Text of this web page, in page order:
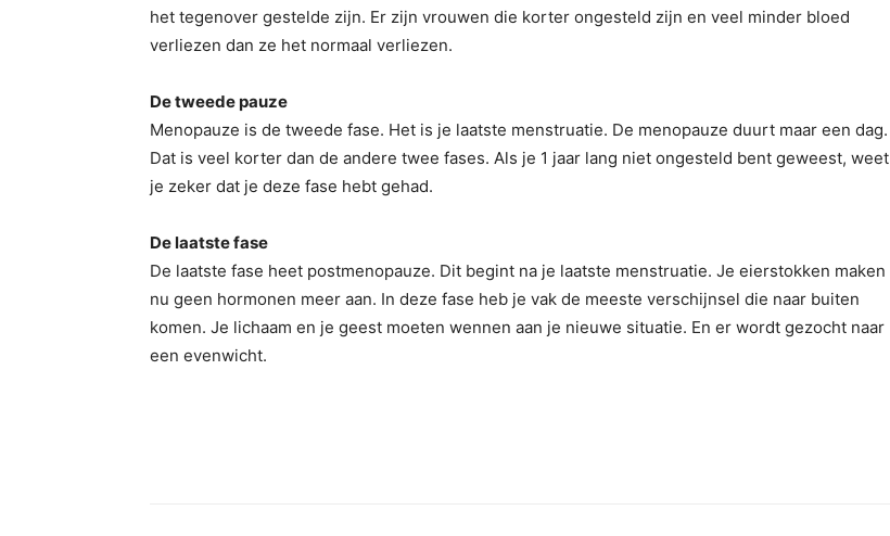
het tegenover gestelde zijn. Er zijn vrouwen die korter ongesteld zijn en veel minder bloed
verliezen dan ze het normaal verliezen.
De tweede pauze
Menopauze is de tweede fase. Het is je laatste menstruatie. De menopauze duurt maar een dag.
Dat is veel korter dan de andere twee fases. Als je 1 jaar lang niet ongesteld bent geweest, weet
je zeker dat je deze fase hebt gehad.
De laatste fase
De laatste fase heet postmenopauze. Dit begint na je laatste menstruatie. Je eierstokken maken
nu geen hormonen meer aan. In deze fase heb je vak de meeste verschijnsel die naar buiten
komen. Je lichaam en je geest moeten wennen aan je nieuwe situatie. En er wordt gezocht naar
een evenwicht.